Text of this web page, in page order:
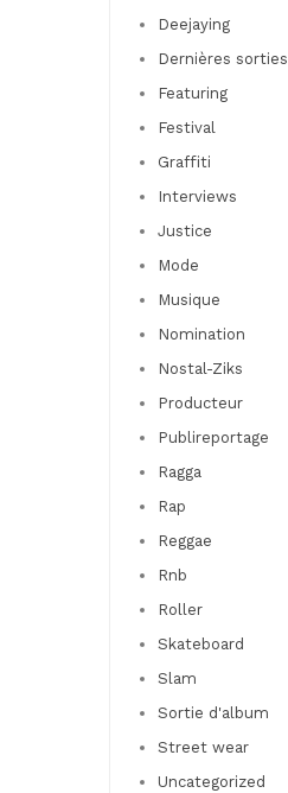
Deejaying
Dernières sorties
Featuring
Festival
Graffiti
Interviews
Justice
Mode
Musique
Nomination
Nostal-Ziks
Producteur
Publireportage
Ragga
Rap
Reggae
Rnb
Roller
Skateboard
Slam
Sortie d'album
Street wear
Uncategorized